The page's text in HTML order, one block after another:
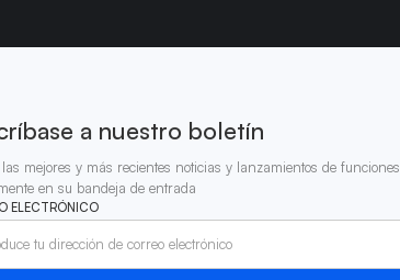
a nuestro boletín
mejores y más recientes noticias y lanzamientos de funciones
en su bandeja de entrada
ELECTRÓNICO